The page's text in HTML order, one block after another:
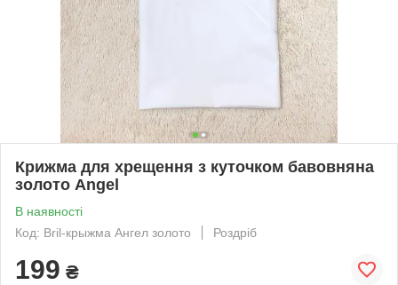
Крижма для хрещення з куточком бавовняна
золото Angel
В наявності
Код: Bril-крыжма Ангел золото
Роздріб
199 ₴